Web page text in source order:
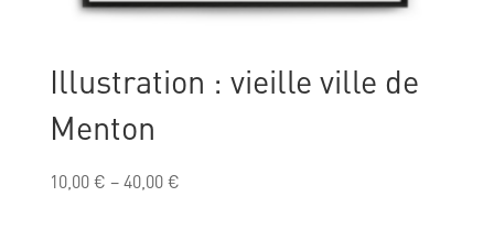
Illustration : vieille ville de
Menton
10,00€ –40,00€